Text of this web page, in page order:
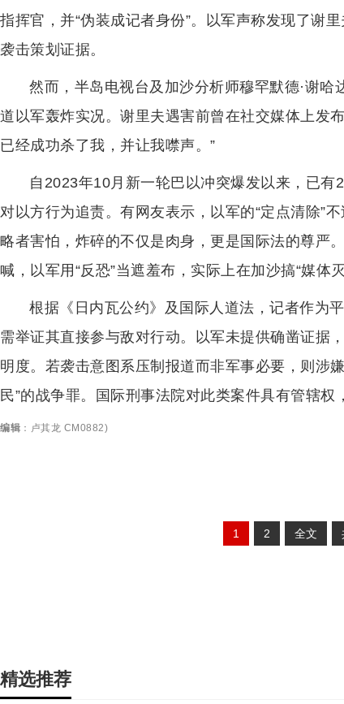
指挥官，并“伪装成记者身份”。以军声称发现了谢
袭击策划证据。
然而，半岛电视台及加沙分析师穆罕默德·谢
道以军轰炸实况。谢里夫遇害前曾在社交媒体上发
已经成功杀了我，并让我噤声。”
自2023年10月新一轮巴以冲突爆发以来，已
对以方行为追责。有网友表示，以军的“定点清除”
略者害怕，炸碎的不仅是肉身，更是国际法的尊严
喊，以军用“反恐”当遮羞布，实际上在加沙搞“媒体灭
根据《日内瓦公约》及国际人道法，记者作为
需举证其直接参与敌对行动。以军未提供确凿证据
明度。若袭击意图系压制报道而非军事必要，则涉
民”的战争罪。国际刑事法院对此类案件具有管辖权
编辑 ： 卢其龙 CM0882)
1 2 全文
精选推荐